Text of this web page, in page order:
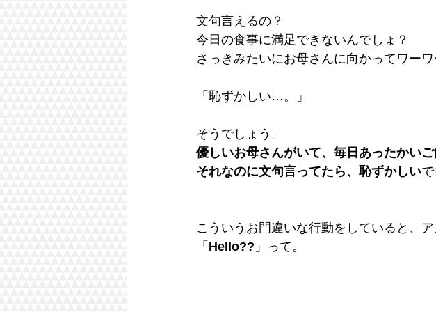
文句言えるの？
今日の食事に満足できないんでしょ？
さっきみたいにお母さんに向かってワー
「恥ずかしい…。」
そうでしょう。
優しいお母さんがいて、毎日あったかいご
それなのに文句言ってたら、恥ずかしいで
こういうお門違いな行動をしていると、
「 Hello?? 」って。